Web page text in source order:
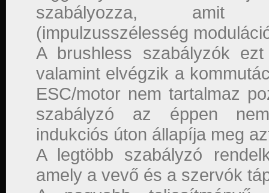
szabályozza,
(impulzusszélesség
A brushless szabályzók
valamint elvégzik a
ESC/motor nem tartalmaz
szabályzó az éppen
indukciós úton állapíja meg
A legtöbb szabályzó
amely a vevő és a szervók